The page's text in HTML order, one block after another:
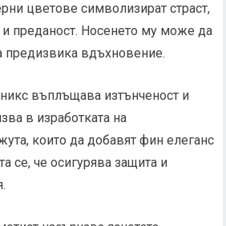
цветове символизират страст,
преданост. Носенето му може да
предизвика вдъхновение.
въплъщава изтънченост и
в изработката на
които да добавят фин елеганс
се, че осигурява защита и